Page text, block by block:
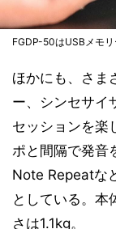
FGDP-50はUSBメモ
ほかにも、さま
ー、シンセサイ
セッションを楽
ポと間隔で発音
Note Repeatな
としている。
さは1.1kg。